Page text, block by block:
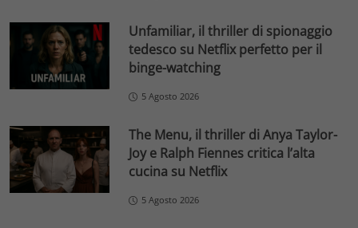
Unfamiliar, il thriller di spionaggio
tedesco su Netflix perfetto per il
binge-watching
5 Agosto 2026
The Menu, il thriller di Anya Taylor-
Joy e Ralph Fiennes critica l’alta
cucina su Netflix
5 Agosto 2026